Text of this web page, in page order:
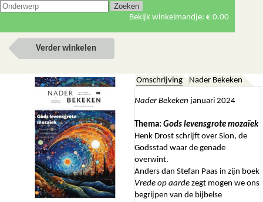
Bekijk winkelmandje: € 0.00
Verder winkelen
Omschrijving
Nader Bekeken januari 2024
Thema: Gods levensgrote mozaïek
Henk Drost schrijft over Sion, de
Godsstad waar de genade
overwint.
Anders dan Stefan Paas in zijn boek
Vrede op aarde zegt mogen we ons
begrijpen van de bijbelse
Nader Bekeken